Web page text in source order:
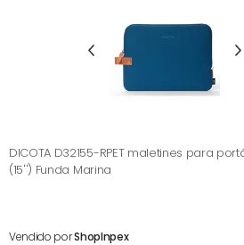
DICOTA D32155-RPET maletines para
(15'') Funda Marina
Vendido porShopInpex